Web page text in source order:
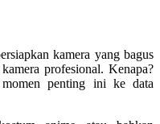
kamera yang bagus
profesional. Kenapa?
penting ini ke data